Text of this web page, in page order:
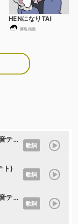
HENになりTAI
薄塩指数
人生に意味などない! (feat. 重音テト)
歌詞
ト)
歌詞
ぼくはそれで委員会! (feat. 重音テト)
歌詞